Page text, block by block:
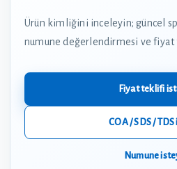
Ürün kimliğini inceleyin; güncel
numune değerlendirmesi ve
Fiyat teklifi
COA / SDS /
Numune